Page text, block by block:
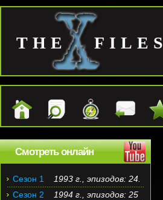
THE FILES
Смотреть онлайн
Сезон 1
1993 г., эпизодов: 24.
Сезон 2
1994 г., эпизодов: 25